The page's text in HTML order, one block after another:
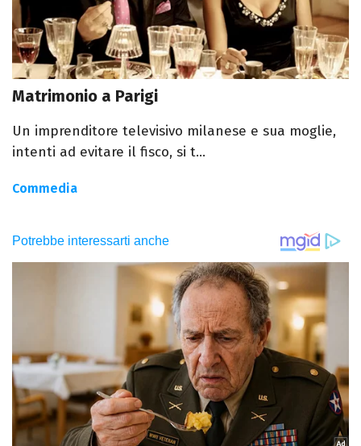
Matrimonio a Parigi
Un imprenditore televisivo milanese e sua moglie,
intenti ad evitare il fisco, si t...
Commedia